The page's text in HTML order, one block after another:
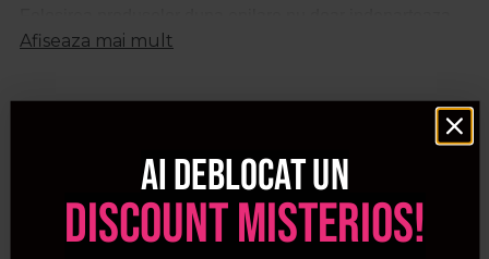
ceara, dar si hidrateaza pielea si o calmeaza.
concepute pentru a fi folosite dupa epilare, indeparteaza
cu usurinta reziduurile de ceara dupa epilare si elimina
senzatia lipicioasa de pe piele. De asemenea, acestea
calmeaza roseata si iritarea. Complexul de ingrediente din
compozitia produselor contribuie la incetinirea cresterii
Afiseaza mai mult
Ai deblocat un
discount misterios!